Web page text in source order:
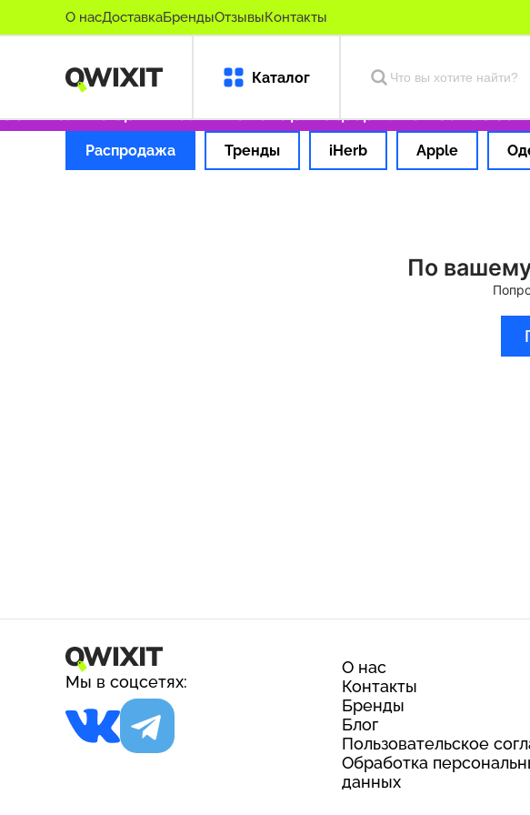
О насДоставкаБрендыОтзывыКонтакты
Каталог
₽ Только оригинальные товары Оформляем заказ за 1
Распродажа Тренды iHerb Apple
По
Мы в соцсетях:
О нас
Контакты
Бренды
Блог
Пользовательское
Обработка
данных